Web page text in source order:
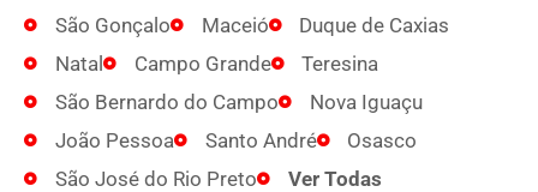
São Gonçalo
Maceió
Duque de Caxias
Natal
Campo Grande
Teresina
São Bernardo do Campo
Nova Iguaçu
João Pessoa
Santo André
Osasco
São José do Rio Preto
Ver Todas